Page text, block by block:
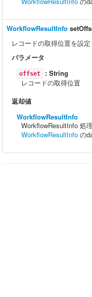
WorkflowResultInfo
レコードの取得位置を設
パラメータ
offset : String
レコードの取得位置
返却値
WorkflowResultInfo
WorkflowResultInfo 処
WorkflowResultInfo の